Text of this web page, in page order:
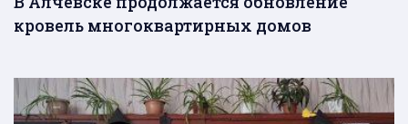
кровель многоквартирных домов